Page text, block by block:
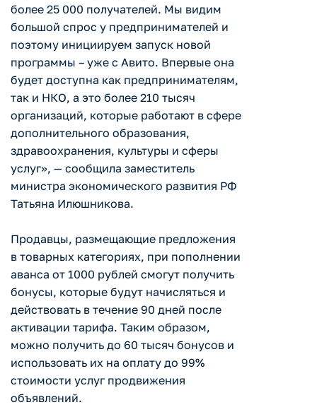
более 25 000 получателей. Мы видим
большой спрос у предпринимателей и
поэтому инициируем запуск новой
программы – уже с Авито. Впервые она
будет доступна как предпринимателям,
так и НКО, а это более 210 тысяч
организаций, которые работают в сфере
дополнительного образования,
здравоохранения, культуры и сферы
услуг», — сообщила заместитель
министра экономического развития РФ
Татьяна Илюшникова.
Продавцы, размещающие предложения
в товарных категориях, при пополнении
аванса от 1000 рублей смогут получить
бонусы, которые будут начисляться и
действовать в течение 90 дней после
активации тарифа. Таким образом,
можно получить до 60 тысяч бонусов и
использовать их на оплату до 99%
стоимости услуг продвижения
объявлений.